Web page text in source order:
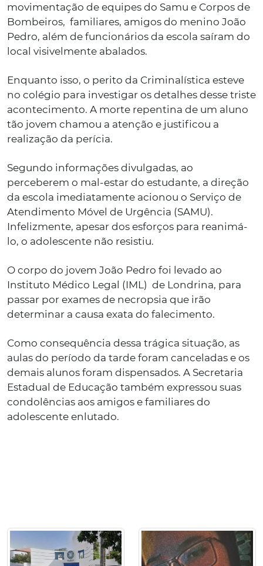
movimentação de equipes do Samu e Corpos de
Bombeiros, familiares, amigos do menino João
Pedro, além de funcionários da escola saíram do
local visivelmente abalados.
Enquanto isso, o perito da Criminalística esteve
no colégio para investigar os detalhes desse triste
acontecimento. A morte repentina de um aluno
tão jovem chamou a atenção e justificou a
realização da perícia.
Segundo informações divulgadas, ao
perceberem o mal-estar do estudante, a direção
da escola imediatamente acionou o Serviço de
Atendimento Móvel de Urgência (SAMU).
Infelizmente, apesar dos esforços para reanimá-
lo, o adolescente não resistiu.
O corpo do jovem João Pedro foi levado ao
Instituto Médico Legal (IML) de Londrina, para
passar por exames de necropsia que irão
determinar a causa exata do falecimento.
Como consequência dessa trágica situação, as
aulas do período da tarde foram canceladas e os
demais alunos foram dispensados. A Secretaria
Estadual de Educação também expressou suas
condolências aos amigos e familiares do
adolescente enlutado.